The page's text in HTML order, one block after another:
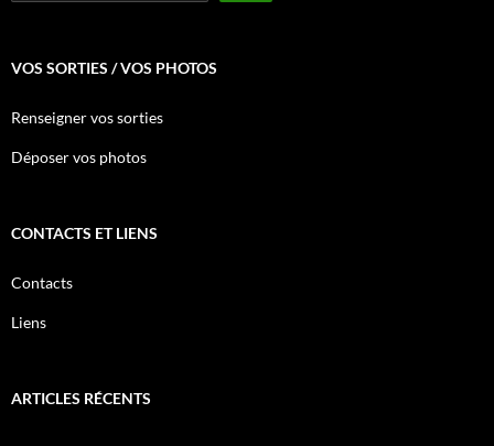
VOS SORTIES / VOS PHOTOS
Renseigner vos sorties
Déposer vos photos
CONTACTS ET LIENS
Contacts
Liens
ARTICLES RÉCENTS